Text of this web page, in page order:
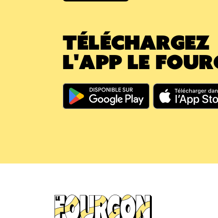
TÉLÉCHARGEZ
L'APP LE